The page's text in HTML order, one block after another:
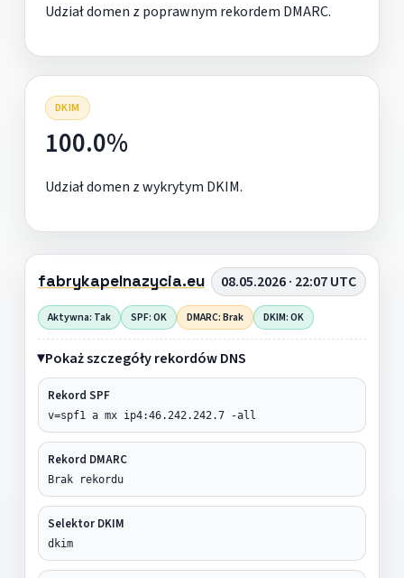
Udział domen z poprawnym rekordem DMARC.
DKIM
100.0%
Udział domen z wykrytym DKIM.
fabrykapelnazycia.eu 08.05.2026 · 22:07 UTC
Aktywna: Tak SPF: OK DMARC: Brak DKIM: OK
Pokaż szczegóły rekordów DNS
Rekord SPF
v=spf1 a mx ip4:46.242.242.7 -all
Rekord DMARC
Brak rekordu
Selektor DKIM
dkim